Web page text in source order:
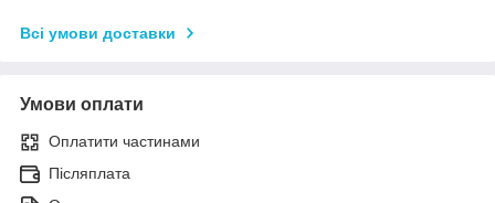
Всі умови доставки
Умови оплати
Оплатити частинами
Післяплата